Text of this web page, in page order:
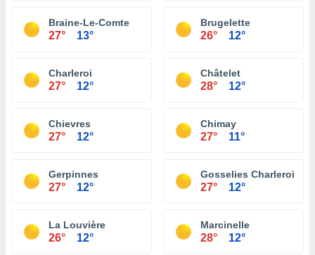
Braine-Le-Comte
27° 13°
Brugelette
26° 12°
Charleroi
27° 12°
Châtelet
28° 12°
Chievres
27° 12°
Chimay
27° 11°
Gerpinnes
27° 12°
Gosselies Charleroi
27° 12°
La Louvière
26° 12°
Marcinelle
28° 12°